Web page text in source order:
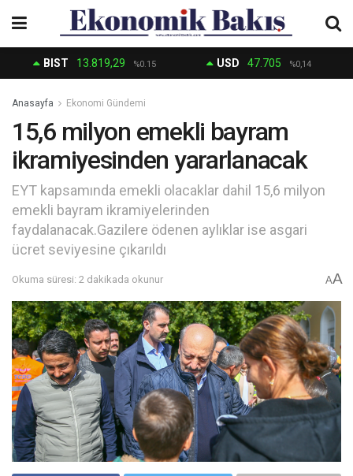
BIST 13.819,29 %0.15 USD 47.705 %0,14
Anasayfa Ekonomi Gündemi
15,6 milyon emekli bayram
ikramiyesinden yararlanacak
EYT kapsamında emekli olacaklar dahil 15,6 milyon
emekli bayram ikramiyelerinden
faydalanacak.Gazilere ödenen aylıklar ise asgari
ücret seviyesine çıkarıldı
Okuma süresi: 2 dakikada okunur AA